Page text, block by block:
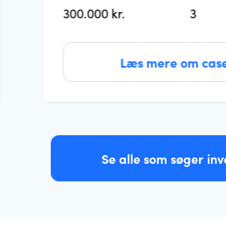
300.000 kr. 3
Læs mere om
Se alle som søger